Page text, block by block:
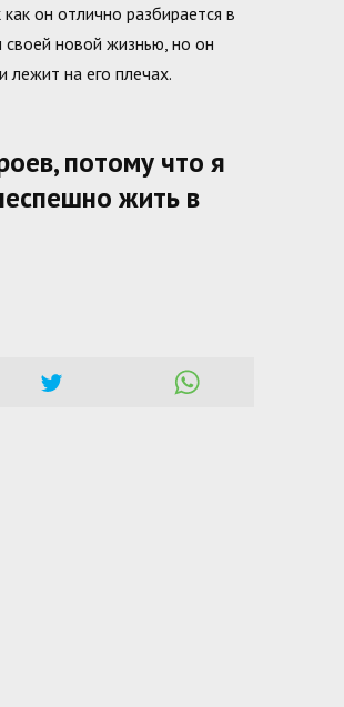
он отлично разбирается в
своей новой жизнью, но он
на его плечах.
потому что я
жить в